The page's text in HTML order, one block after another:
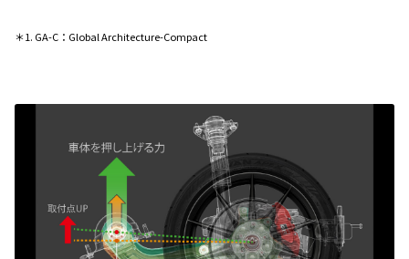
＊1. GA-C：Global Architecture-Compact